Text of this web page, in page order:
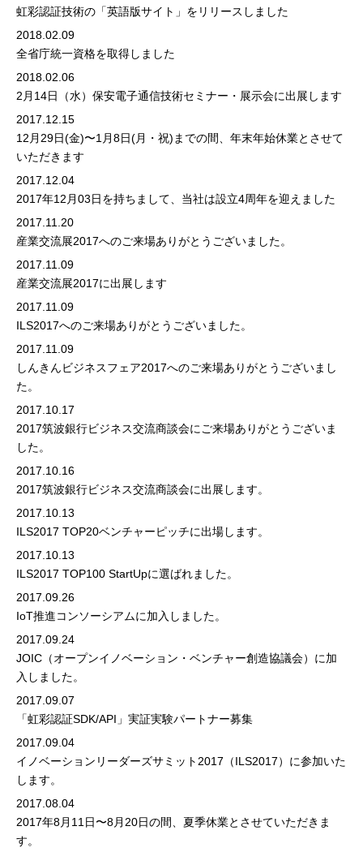
虹彩認証技術の「英語版サイト」をリリースしました
2018.02.09
全省庁統一資格を取得しました
2018.02.06
2月14日（水） 保安電子通信技術セミナー・展示会に出展します
2017.12.15
12月29日(金)〜1月8日(月・祝)までの間、年末年始休業とさせて
いただきます
2017.12.04
2017年12月03日を持ちまして、当社は設立4周年を迎えました
2017.11.20
産業交流展2017へのご来場ありがとうございました。
2017.11.09
産業交流展2017に出展します
2017.11.09
ILS2017へのご来場ありがとうございました。
2017.11.09
しんきんビジネスフェア2017へのご来場ありがとうございまし
た。
2017.10.17
2017筑波銀行ビジネス交流商談会にご来場ありがとうございま
した。
2017.10.16
2017筑波銀行ビジネス交流商談会に出展します。
2017.10.13
ILS2017 TOP20ベンチャーピッチに出場します。
2017.10.13
ILS2017 TOP100 StartUpに選ばれました。
2017.09.26
IoT推進コンソーシアムに加入しました。
2017.09.24
JOIC（オープンイノベーション・ベンチャー創造協議会）に加
入しました。
2017.09.07
「虹彩認証SDK/API」実証実験パートナー募集
2017.09.04
イノベーションリーダーズサミット2017（ILS2017） に参加いた
します。
2017.08.04
2017年8月11日〜8月20日の間、夏季休業とさせていただきま
す。